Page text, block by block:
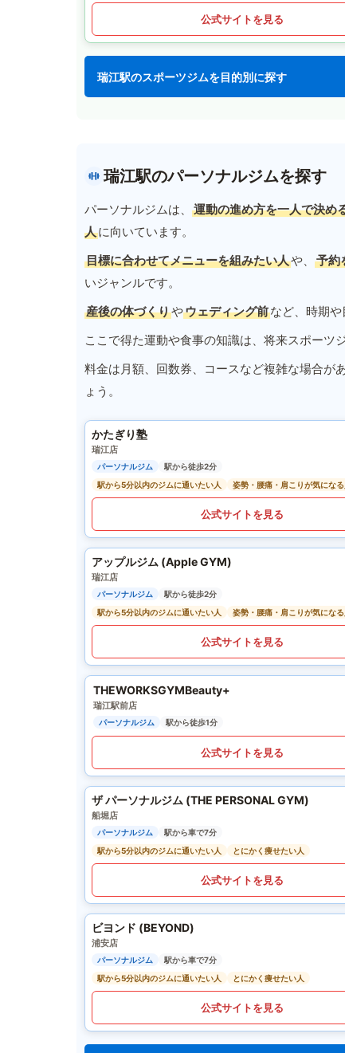
公式サイトを見る
瑞江駅のスポーツジムを目的別に探す
瑞江駅のパーソナルジムを探す
パーソナルジムは、 運動の進め方を一人で決め
人に向いています。
目標に合わせてメニューを組みたい人や、 予約
いジャンルです。
産後の体づくりやウェディング前など、時期や
ここで得た運動や食事の知識は、将来スポーツ
料金は月額、回数券、コースなど複雑な場合が
ょう。
かたぎり塾
瑞江店
パーソナルジム
駅から徒歩2分
駅から5分以内のジムに通いたい人
姿勢・腰痛・肩こりが気になる
公式サイトを見る
アップルジム (Apple GYM)
瑞江店
パーソナルジム
駅から徒歩2分
駅から5分以内のジムに通いたい人
姿勢・腰痛・肩こりが気になる
公式サイトを見る
THEWORKSGYMBeauty+
瑞江駅前店
パーソナルジム 駅から徒歩1分
公式サイトを見る
ザ パーソナルジム (THE PERSONAL GYM)
船堀店
パーソナルジム
駅から車で7分
駅から5分以内のジムに通いたい人
とにかく痩せたい人
公式サイトを見る
ビヨンド (BEYOND)
浦安店
パーソナルジム
駅から車で7分
駅から5分以内のジムに通いたい人
とにかく痩せたい人
公式サイトを見る